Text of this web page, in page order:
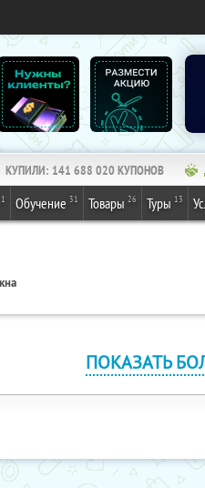
КУПИЛИ: 141 688 020КУПОНОВ
1 Обучение 31 Товары 26 Туры 13
ПОКАЗАТЬ